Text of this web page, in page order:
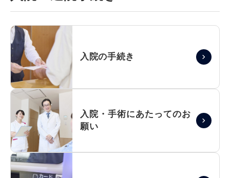
入院の手続き
入院・手術にあたってのお
願い